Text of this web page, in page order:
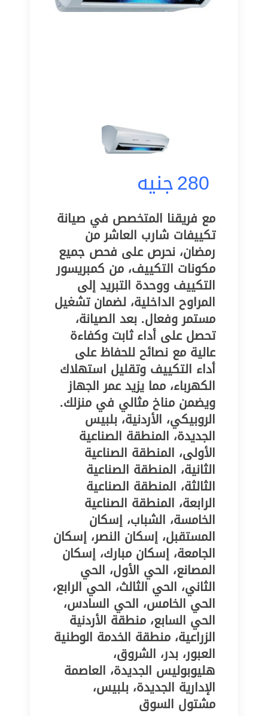
280جنيه
مع فريقنا المتخصص في صيانة
تكييفات شارب العاشر من
رمضان، نحرص على فحص جميع
مكونات التكييف، من كمبريسور
التكييف ووحدة التبريد إلى
المراوح الداخلية، لضمان تشغيل
مستمر وفعال. بعد الصيانة،
تحصل على أداء ثابت وكفاءة
عالية مع نصائح للحفاظ على
أداء التكييف وتقليل استهلاك
الكهرباء، مما يزيد عمر الجهاز
ويضمن مناخ مثالي في منزلك.
الروبيكي، الأردنية، بلبيس
الجديدة، المنطقة الصناعية
الأولى، المنطقة الصناعية
الثانية، المنطقة الصناعية
الثالثة، المنطقة الصناعية
الرابعة، المنطقة الصناعية
الخامسة، الشباب، إسكان
المستقبل، إسكان النصر، إسكان
الجامعة، إسكان مبارك، إسكان
المصانع، الحي الأول، الحي
الثاني، الحي الثالث، الحي الرابع،
الحي الخامس، الحي السادس،
الحي السابع، منطقة الأردنية
الزراعية، منطقة الخدمة الوطنية
العبور، بدر، الشروق،
هليوبوليس الجديدة، العاصمة
الإدارية الجديدة، بلبيس،
مشتول السوق